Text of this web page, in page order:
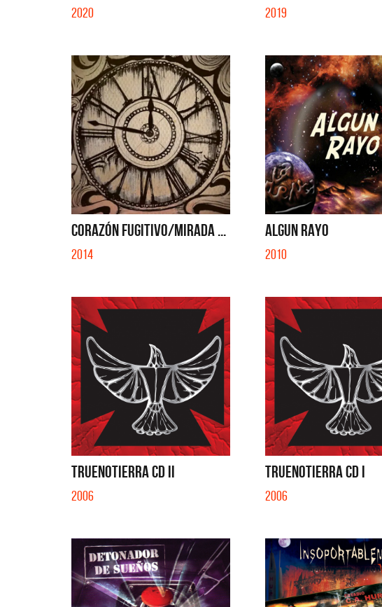
2020 2019
CORAZÓN FUGITIVO/MIRADA ...
2014
ALGUN RAYO
2010
TRUENOTIERRA CD II
2006
TRUENOTIERRA CD I
2006